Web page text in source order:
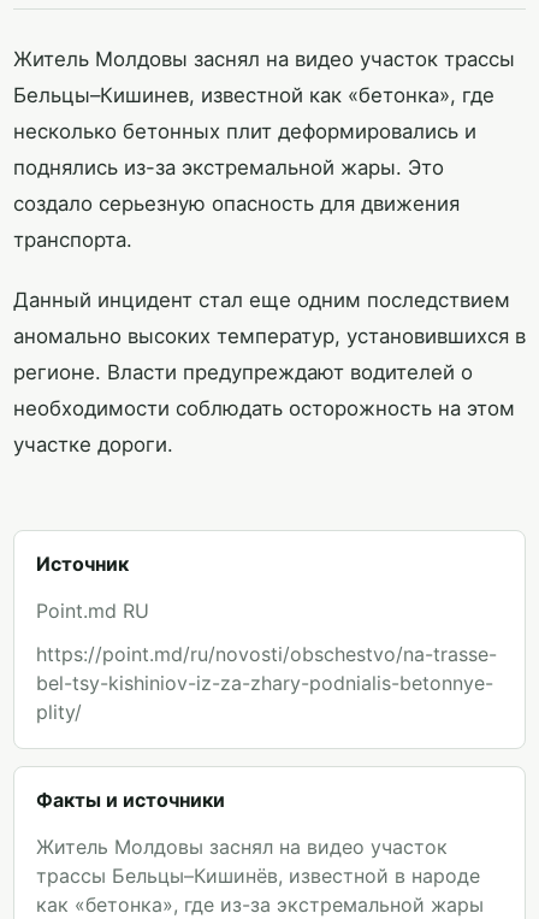
Житель Молдовы заснял на видео участок трассы
Бельцы–Кишинев, известной как «бетонка», где
несколько бетонных плит деформировались и
поднялись из-за экстремальной жары. Это
создало серьезную опасность для движения
транспорта.
Данный инцидент стал еще одним последствием
аномально высоких температур, установившихся в
регионе. Власти предупреждают водителей о
необходимости соблюдать осторожность на этом
участке дороги.
Источник
Point.md RU
https://point.md/ru/novosti/obschestvo/na-trasse-
bel-tsy-kishiniov-iz-za-zhary-podnialis-betonnye-
plity/
Факты и источники
Житель Молдовы заснял на видео участок
трассы Бельцы–Кишинёв, известной в народе
как «бетонка», где из-за экстремальной жары